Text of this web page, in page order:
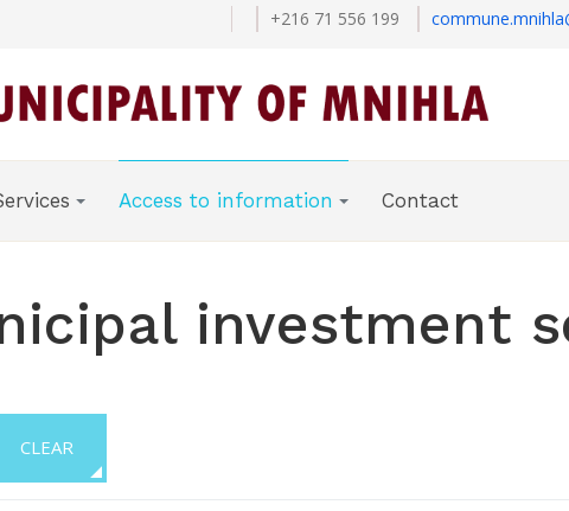
+216 71 556 199
Access to information Contact
investment
CLEAR